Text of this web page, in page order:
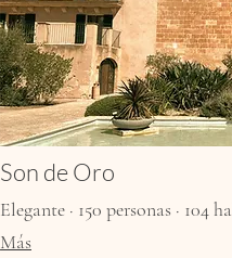
Son de Oro
Elegante · 150 personas · 104
Más